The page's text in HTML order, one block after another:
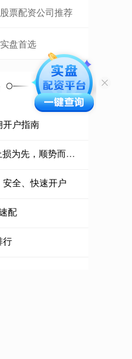
票配资公司推荐
盘首选
开户指南
杠杆炒股口诀：稳控仓位，止损为先，顺势而为，戒贪忌躁。
全、快速开户
配
行